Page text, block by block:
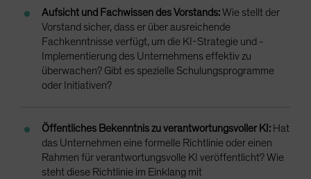
Aufsicht und Fachwissen des Vorstands:Wie stellt der
Vorstand sicher, dass er über ausreichende
Fachkenntnisse verfügt, um die KI-Strategie und -
Implementierung des Unternehmens effektiv zu
überwachen? Gibt es spezielle Schulungsprogramme
oder Initiativen?
Öffentliches Bekenntnis zu verantwortungsvoller KI: Hat
das Unternehmen eine formelle Richtlinie oder einen
Rahmen für verantwortungsvolle KI veröffentlicht? Wie
steht diese Richtlinie im Einklang mit